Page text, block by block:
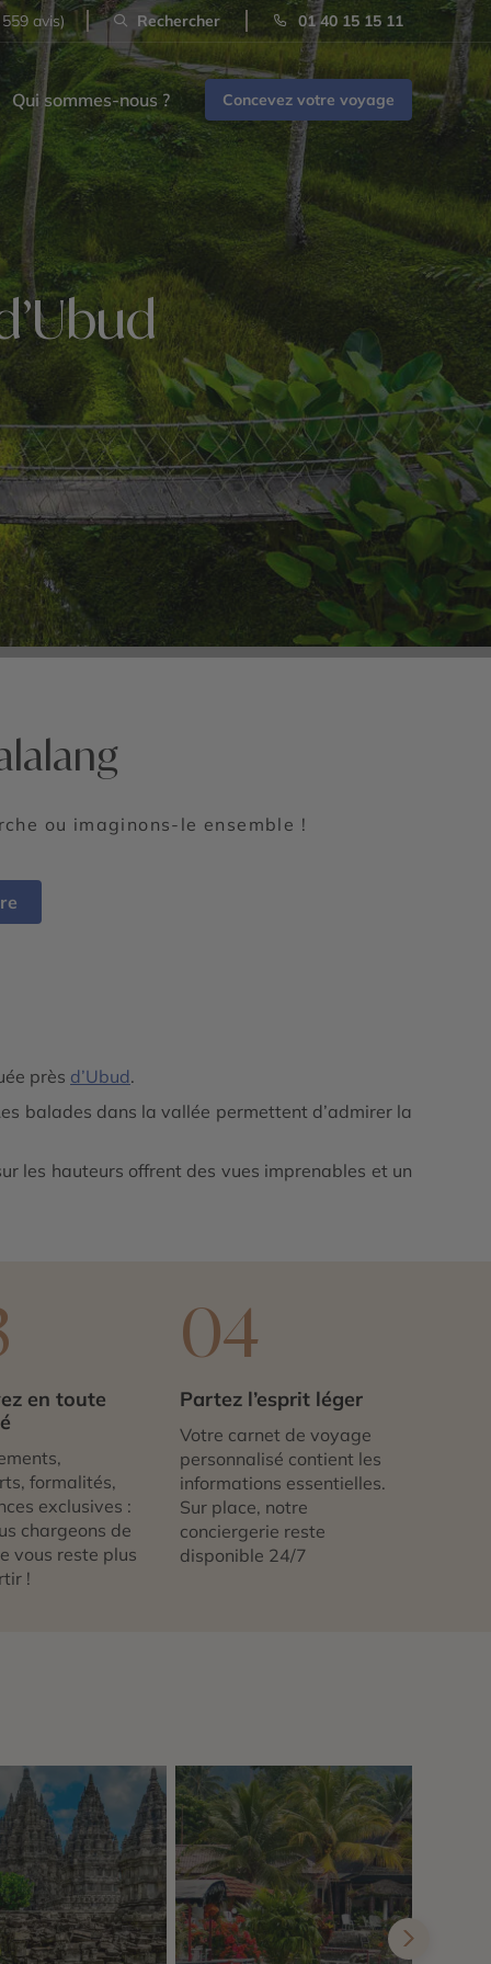
avis) Rechercher 01 40 15 15 11
Qui sommes-nous ? Concevez votre voyage
ou imaginons-le ensemble !
près d’Ubud.
balades dans la vallée permettent d’admirer la
les hauteurs offrent des vues imprenables et un
en toute
formalités,
exclusives :
chargeons de
vous reste plus
!
04
Partez l’esprit léger
Votre carnet de voyage
personnalisé contient les
informations essentielles.
Sur place, notre
conciergerie reste
disponible 24/7